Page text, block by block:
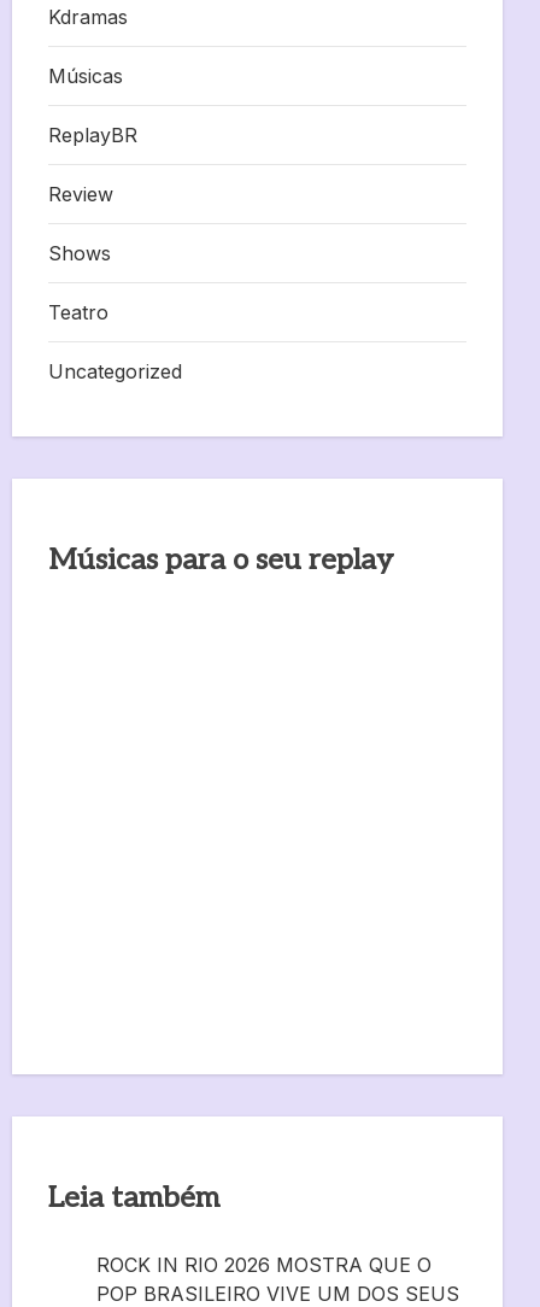
Kdramas
Músicas
ReplayBR
Review
Shows
Teatro
Uncategorized
Músicas para o seu replay
Leia também
ROCK IN RIO 2026 MOSTRA QUE O
POP BRASILEIRO VIVE UM DOS SEUS